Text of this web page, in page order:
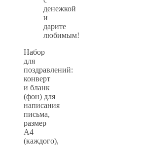
денежкой
и
дарите
любимым!
Набор
для
поздравлений:
конверт
и бланк
(фон) для
написания
письма,
размер
А4
(каждого),